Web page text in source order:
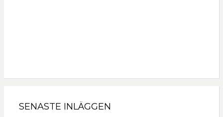
SENASTE INLÄGGEN